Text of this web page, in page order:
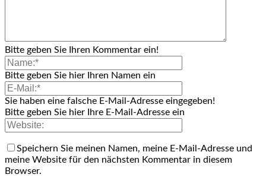
Bitte geben Sie Ihren Kommentar ein!
Bitte geben Sie hier Ihren Namen ein
Sie haben eine falsche E-Mail-Adresse eingegeben!
Bitte geben Sie hier Ihre E-Mail-Adresse ein
Speichern Sie meinen Namen, meine E-Mail-Adresse und
meine Website für den nächsten Kommentar in diesem
Browser.